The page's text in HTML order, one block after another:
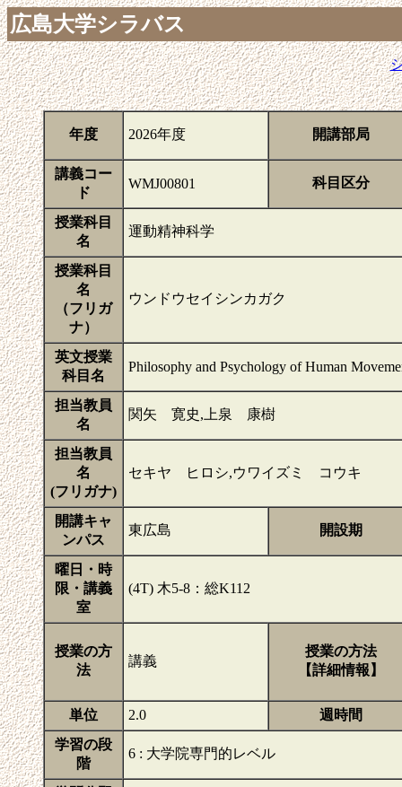
広島大学シラバス
年度 2026年度 開講部局
講義コー
ド
WMJ00801 科目区分
授業科目
名
運動精神科学
授業科目
名
（フリガ
ナ）
ウンドウセイシンカガク
英文授業
科目名
Philosophy and Psychology of Human
担当教員
名
関矢 寛史,上泉 康樹
担当教員
名
(フリガナ)
セキヤ ヒロシ,ウワイズミ コウキ
開講キャ
ンパス
東広島 開設期
曜日・時
限・講義
室
(4T) 木5-8：総K112
授業の方
法
講義
授業の方法
【詳細情報】
単位 2.0
週時間
学習の段
階
6 : 大学院専門的レベル